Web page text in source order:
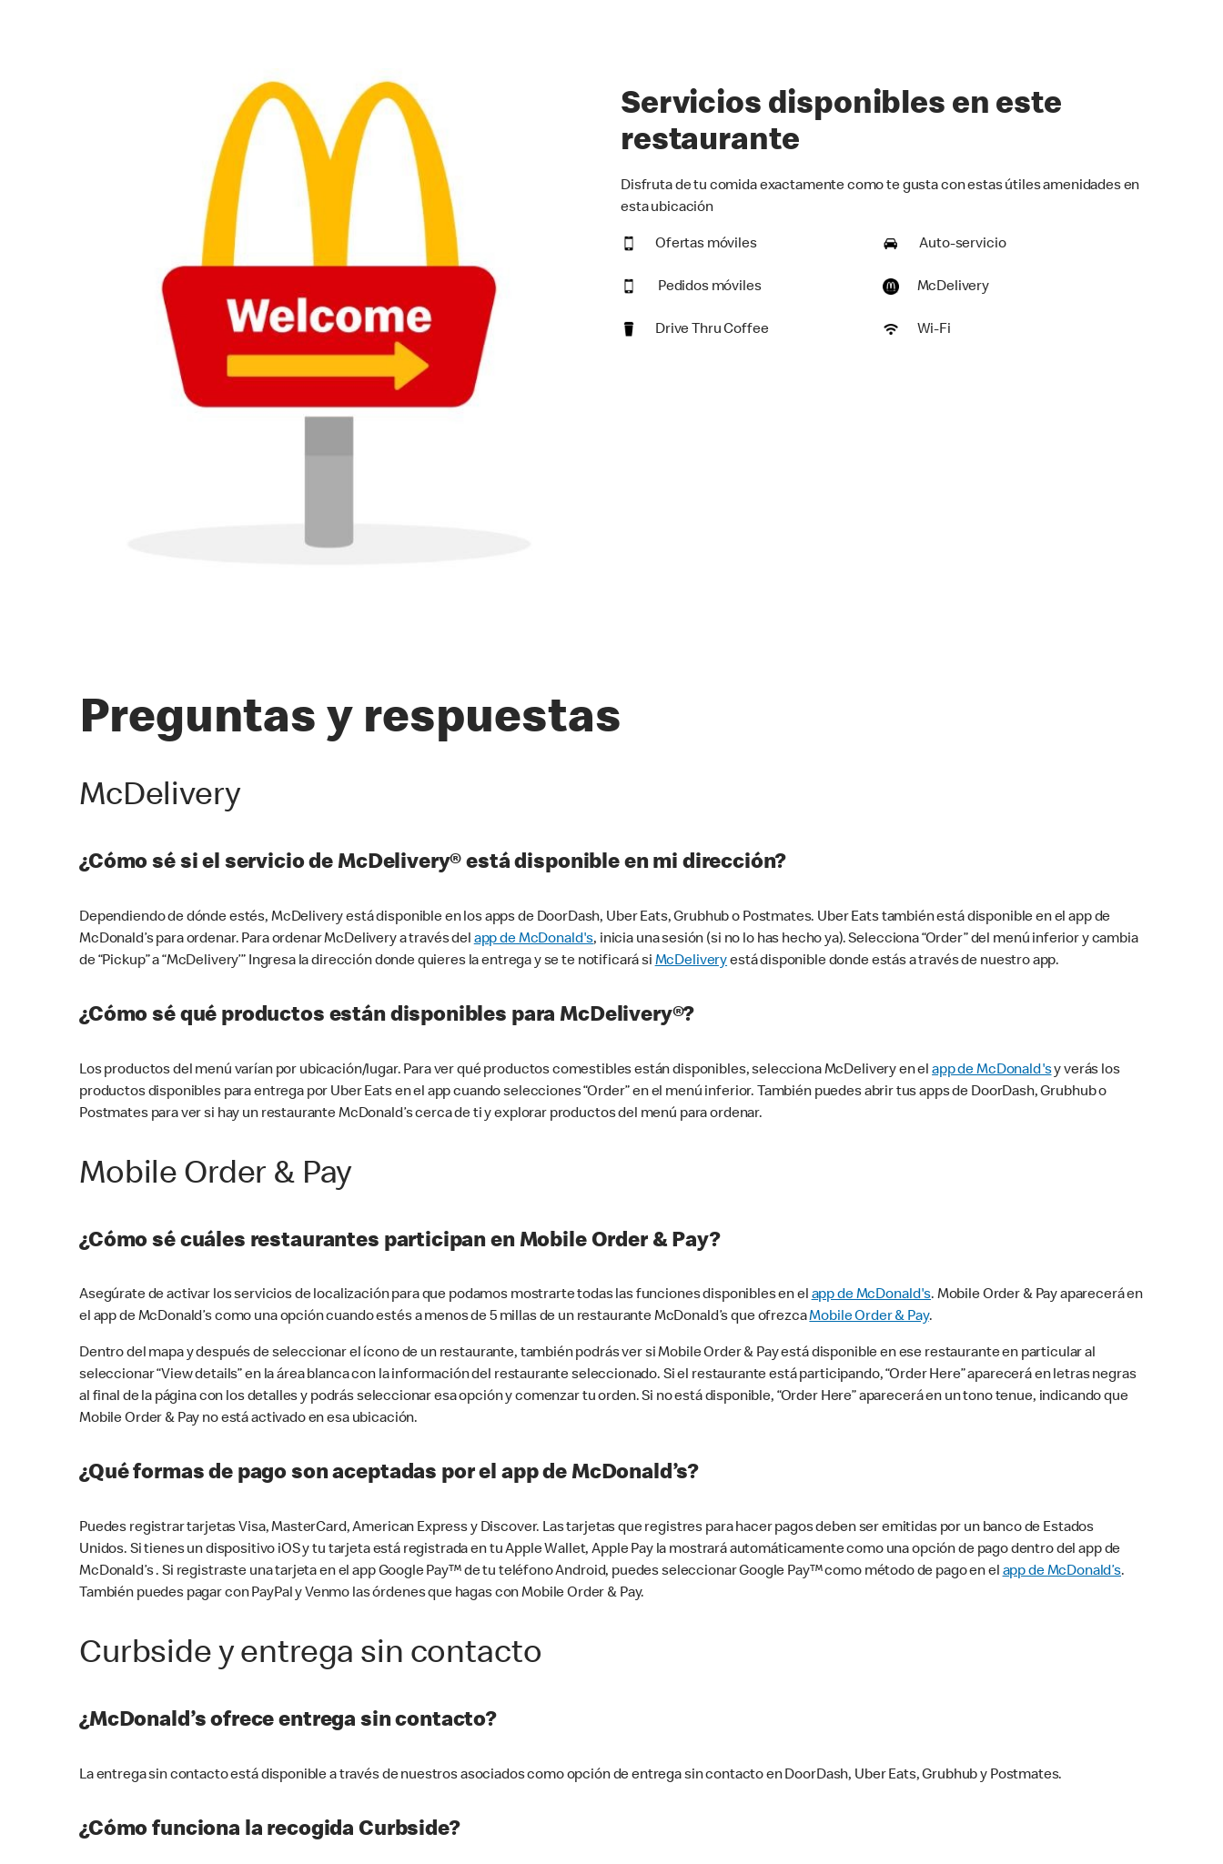
Servicios disponibles en este
restaurante
Disfruta de tu comida exactamente como te gusta con estas útiles amenidades en
esta ubicación
Ofertas móviles Auto-servicio
Pedidos móviles McDelivery
Drive Thru Coffee Wi-Fi
Preguntas y respuestas
McDelivery
¿Cómo sé si el servicio de McDelivery® está disponible en mi dirección?
Dependiendo de dónde estés, McDelivery está disponible en los apps de DoorDash, Uber Eats, Grubhub o Postmates. Uber Eats también está disponible en el app de
McDonald’s para ordenar. Para ordenar McDelivery a través del app de McDonald's, inicia una sesión (si no lo has hecho ya). Selecciona “Order” del menú inferior y cambia
de “Pickup” a “McDelivery’” Ingresa la dirección donde quieres la entrega y se te notificará si McDeliveryestá disponible donde estás a través de nuestro app.
¿Cómo sé qué productos están disponibles para McDelivery®?
Los productos del menú varían por ubicación/lugar. Para ver qué productos comestibles están disponibles, selecciona McDelivery en elapp de McDonald'sy verás los
productos disponibles para entrega por Uber Eats en el app cuando selecciones “Order” en el menú inferior. También puedes abrir tus apps de DoorDash, Grubhub o
Postmates para ver si hay un restaurante McDonald’s cerca de ti y explorar productos del menú para ordenar.
Mobile Order & Pay
¿Cómo sé cuáles restaurantes participan en Mobile Order & Pay?
Asegúrate de activar los servicios de localización para que podamos mostrarte todas las funciones disponibles en elapp de McDonald's. Mobile Order & Pay aparecerá en
el app de McDonald’s como una opción cuando estés a menos de 5 millas de un restaurante McDonald’s que ofrezcaMobile Order & Pay.
Dentro del mapa y después de seleccionar el ícono de un restaurante, también podrás ver si Mobile Order & Pay está disponible en ese restaurante en particular al
seleccionar “View details” en la área blanca con la información del restaurante seleccionado. Si el restaurante está participando, “Order Here” aparecerá en letras negras
al final de la página con los detalles y podrás seleccionar esa opción y comenzar tu orden. Si no está disponible, “Order Here” aparecerá en un tono tenue, indicando que
Mobile Order & Pay no está activado en esa ubicación.
¿Qué formas de pago son aceptadas por el app de McDonald’s?
Puedes registrar tarjetas Visa, MasterCard, American Express y Discover. Las tarjetas que registres para hacer pagos deben ser emitidas por un banco de Estados
Unidos. Si tienes un dispositivo iOS y tu tarjeta está registrada en tu Apple Wallet, Apple Pay la mostrará automáticamente como una opción de pago dentro del app de
McDonald’s . Si registraste una tarjeta en el app Google Pay™ de tu teléfono Android, puedes seleccionar Google Pay™ como método de pago en elapp de McDonald’s.
También puedes pagar con PayPal y Venmo las órdenes que hagas con Mobile Order & Pay.
Curbside y entrega sin contacto
¿McDonald’s ofrece entrega sin contacto?
La entrega sin contacto está disponible a través de nuestros asociados como opción de entrega sin contacto en DoorDash, Uber Eats, Grubhub y Postmates.
¿Cómo funciona la recogida Curbside?